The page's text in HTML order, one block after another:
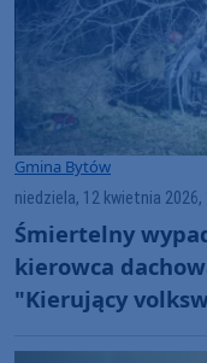
Gmina Bytów
niedziela, 12 kwietnia 2026,
Śmiertelny
kierowca
"Kierujący